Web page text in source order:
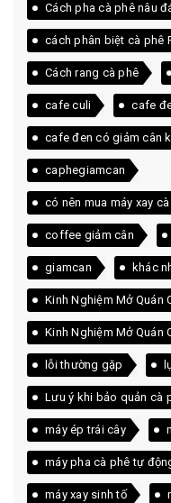
Cách pha cà phê nâu
cách phân biệt cà phê
Cách rang cà phê
cafe culi cafe
cafe đen có giảm cân
caphegiamcan
có nên mua máy xay
coffee giảm cân
giamcan khác
Kinh Nghiệm Mở Quán
Kinh Nghiệm Mở Quán
lỗi thường gặp
Lưu ý khi bảo quản cà
máy ép trái cây
máy pha cà phê tự
máy xay sinh tố